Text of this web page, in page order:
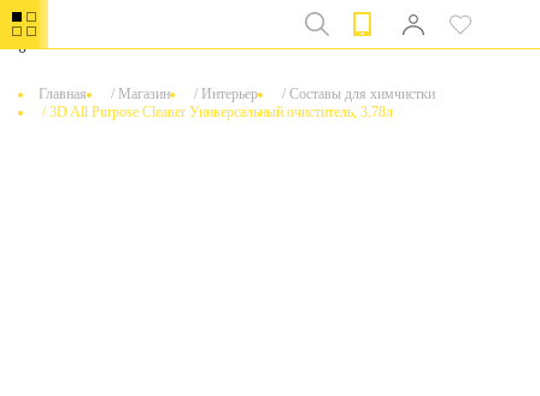
0
Главная / Магазин / Интерьер / Составы для химчистки
/3D All Purpose Cleaner Универсальный очиститель, 3.78л